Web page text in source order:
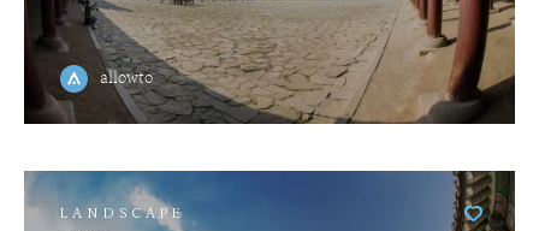
allowto
LANDSCAPE